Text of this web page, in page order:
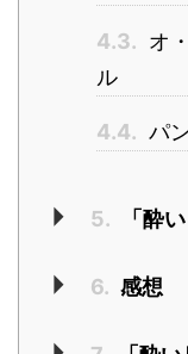
4.3. オ
ル
4.4. パ
5. 「酔
6. 感想